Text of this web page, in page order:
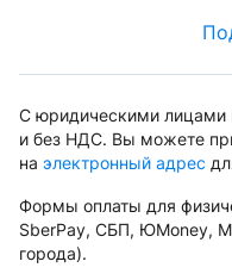
С юридическими лицами
и без НДС. Вы можете
на электронный адрес
Формы оплаты для
SberPay, СБП, ЮMoney,
города).